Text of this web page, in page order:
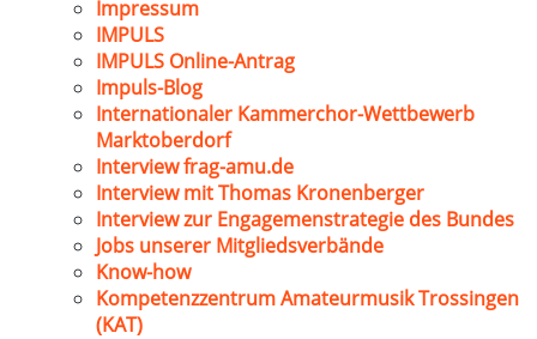
Impressum
IMPULS
IMPULS Online-Antrag
Impuls-Blog
Internationaler Kammerchor-Wettbewerb
Marktoberdorf
Interview frag-amu.de
Interview mit Thomas Kronenberger
Interview zur Engagemenstrategie des Bundes
Jobs unserer Mitgliedsverbände
Know-how
Kompetenzzentrum Amateurmusik Trossingen
(KAT)